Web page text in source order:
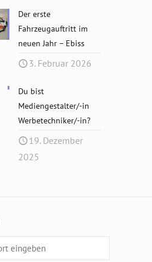
Der erste
Fahrzeugauftritt im
neuen Jahr – Ebiss
3. Februar 2026
Du bist
Mediengestalter/-in
Werbetechniker/-in?
19. Dezember
2025